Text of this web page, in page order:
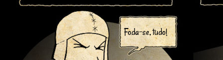
Foda-se, tudo!